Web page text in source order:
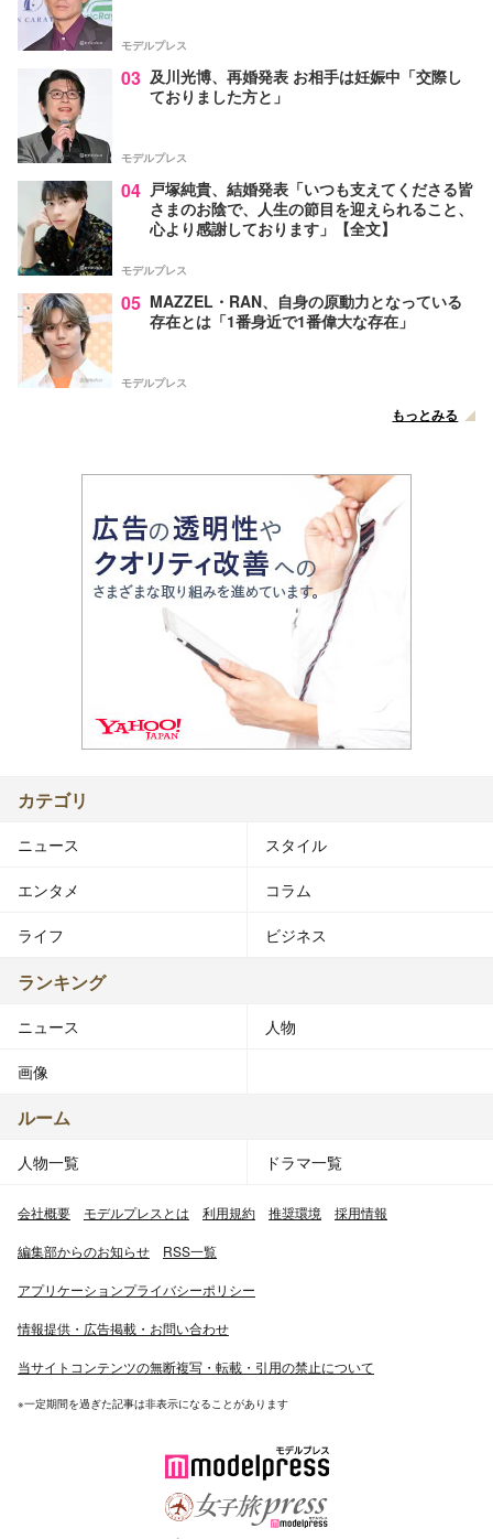
モデルプレス
03 及川光博、再婚発表 お相手は妊娠中「交際し
ておりました方と」
モデルプレス
04 戸塚純貴、結婚発表「いつも支えてくださる皆
さまのお陰で、人生の節目を迎えられること、
心より感謝しております」【全文】
モデルプレス
05 MAZZEL・RAN、自身の原動力となっている
存在とは「1番身近で1番偉大な存在」
モデルプレス
もっとみる
カテゴリ
ニュース スタイル
エンタメ コラム
ライフ ビジネス
ランキング
ニュース 人物
画像
ルーム
人物一覧 ドラマ一覧
会社概要 モデルプレスとは 利用規約 推奨環境 採用情報
編集部からのお知らせ RSS一覧
アプリケーションプライバシーポリシー
情報提供・広告掲載・お問い合わせ
当サイトコンテンツの無断複写・転載・引用の禁止について
※一定期間を過ぎた記事は非表示になることがあります